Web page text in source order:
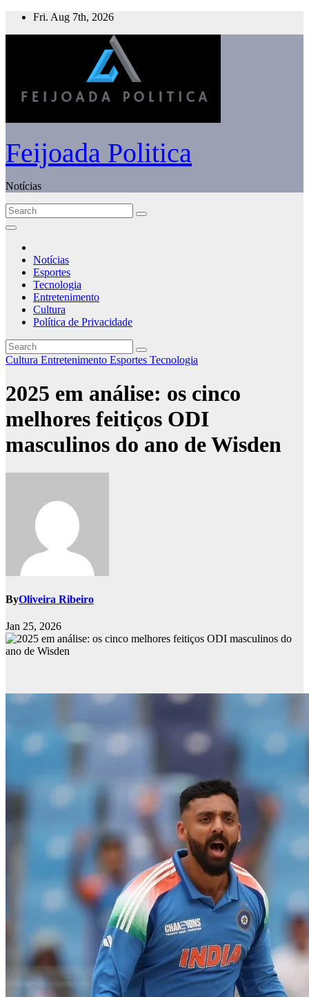
Skip
Fri. Aug 7th, 2026
Feijoada Politica
Notícias
Notícias
Esportes
Tecnologia
Entretenimento
Cultura
Política de Privacidade
Cultura Entretenimento Esportes Tecnologia
2025 em análise: os cinco
melhores feitiços ODI
masculinos do ano de Wisden
ByOliveira Ribeiro
Jan 25, 2026